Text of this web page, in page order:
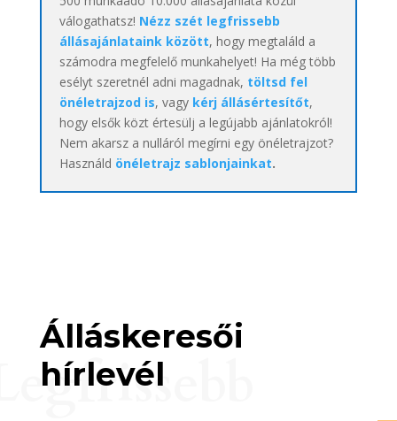
válogathatsz! Nézz szét legfrissebb
állásajánlataink között, hogy megtaláld a
számodra megfelelő munkahelyet! Ha még több
esélyt szeretnél adni magadnak, töltsd fel
önéletrajzod is, vagy kérj állásértesítőt,
hogy elsők közt értesülj a legújabb ajánlatokról!
Nem akarsz a nulláról megírni egy önéletrajzot?
Használd önéletrajz sablonjainkat.
Álláskeresői
hírlevél